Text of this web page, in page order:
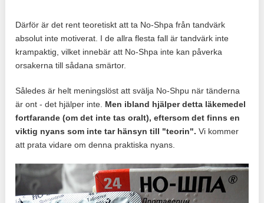
Därför är det rent teoretiskt att ta No-Shpa från tandvärk
absolut inte motiverat. I de allra flesta fall är tandvärk inte
krampaktig, vilket innebär att No-Shpa inte kan påverka
orsakerna till sådana smärtor.
Således är helt meningslöst att svälja No-Shpu när tänderna
är ont - det hjälper inte. Men ibland hjälper detta läkemedel
fortfarande (om det inte tas oralt), eftersom det finns en
viktig nyans som inte tar hänsyn till "teorin". Vi kommer
att prata vidare om denna praktiska nyans.